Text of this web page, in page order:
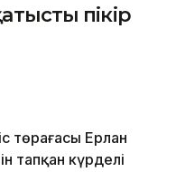
пікір
төрағасы Ерлан
тапқан күрделі